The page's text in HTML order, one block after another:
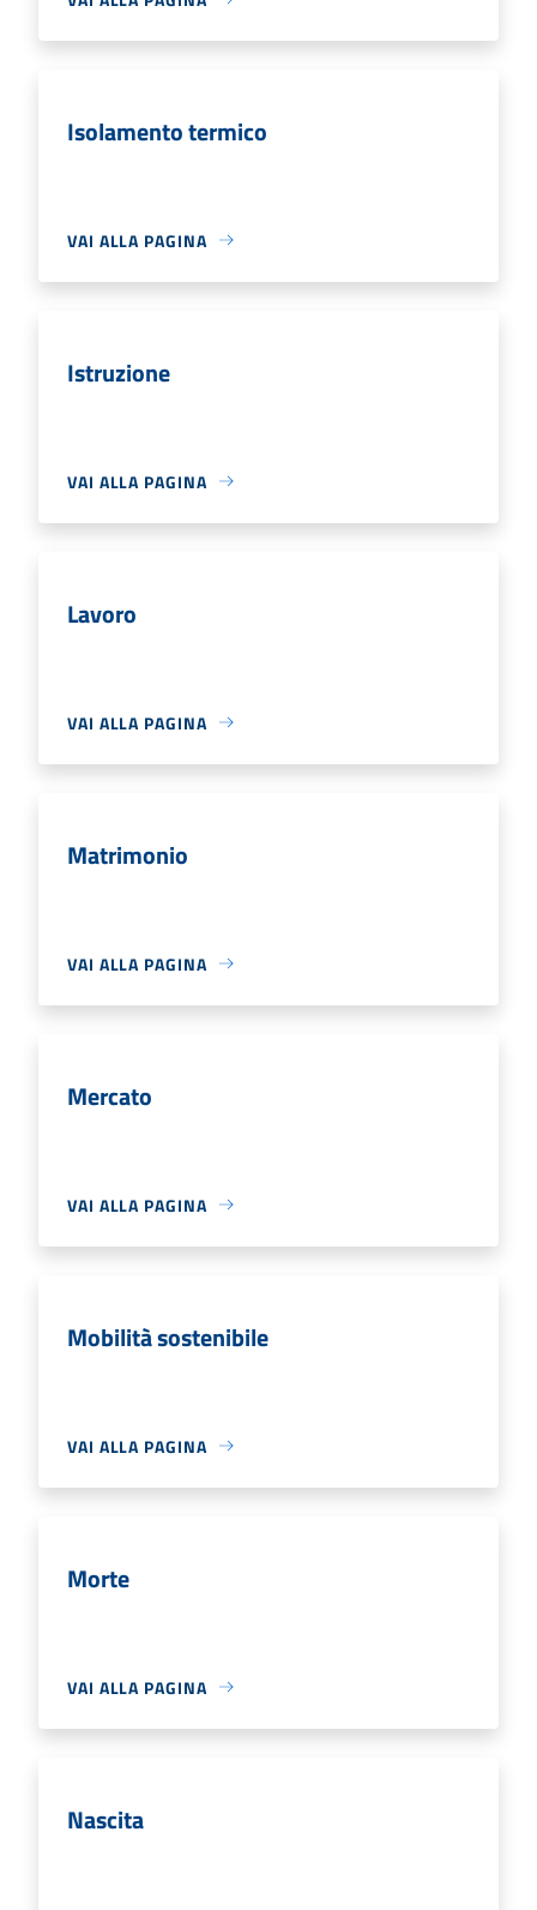
Isolamento termico
VAI ALLA PAGINA
Istruzione
VAI ALLA PAGINA
Lavoro
VAI ALLA PAGINA
Matrimonio
VAI ALLA PAGINA
Mercato
VAI ALLA PAGINA
Mobilità sostenibile
VAI ALLA PAGINA
Morte
VAI ALLA PAGINA
Nascita